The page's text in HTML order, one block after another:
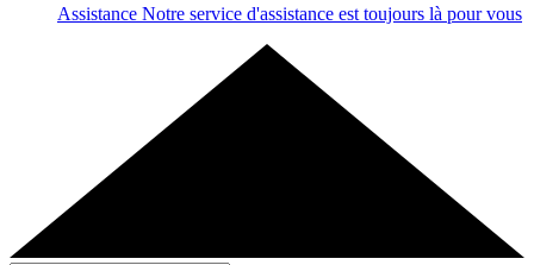
Assistance Notre service d'assistance est toujours là pour vous